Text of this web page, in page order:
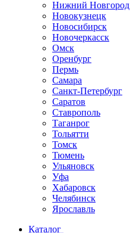
Нижний Новгород
Новокузнецк
Новосибирск
Новочеркаcск
Омск
Оренбург
Пермь
Самара
Санкт-Петербург
Саратов
Ставрополь
Таганрог
Тольятти
Томск
Тюмень
Ульяновск
Уфа
Хабаровск
Челябинск
Ярославль
Каталог